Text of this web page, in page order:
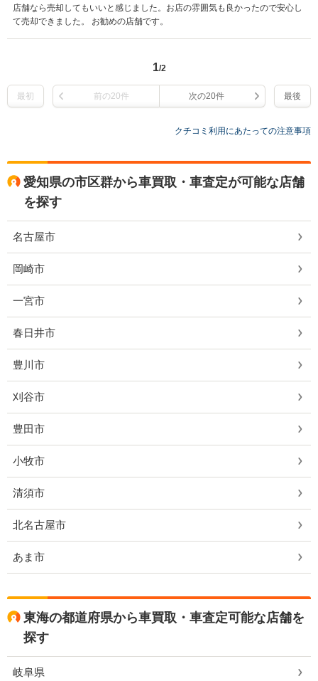
店舗なら売却してもいいと感じました。お店の雰囲気も良かったので安心し
て売却できました。 お勧めの店舗です。
1/2
最初 前の20件 次の20件 最後
クチコミ利用にあたっての注意事項
愛知県の市区群から車買取・車査定が可能な店舗
を探す
名古屋市
岡崎市
一宮市
春日井市
豊川市
刈谷市
豊田市
小牧市
清須市
北名古屋市
あま市
東海の都道府県から車買取・車査定可能な店舗を
探す
岐阜県